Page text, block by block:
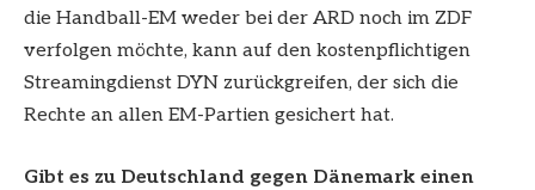
die Handball-EM weder bei der ARD noch im ZDF
verfolgen möchte, kann auf den kostenpflichtigen
Streamingdienst DYN zurückgreifen, der sich die
Rechte an allen EM-Partien gesichert hat.
Gibt es zu Deutschland gegen Dänemark einen